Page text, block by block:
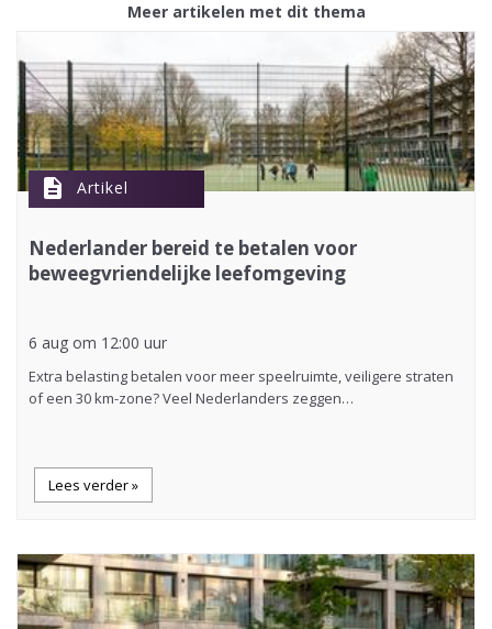
Meer artikelen met dit thema
description Artikel
Nederlander bereid te betalen voor
beweegvriendelijke leefomgeving
6 aug om 12:00 uur
Extra belasting betalen voor meer speelruimte, veiligere straten
of een 30 km-zone? Veel Nederlanders zeggen…
Lees verder »